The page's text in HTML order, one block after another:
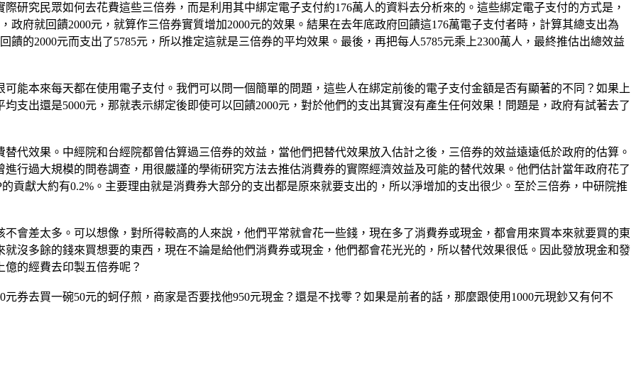
研究民眾如何去花費這些三倍券，而是利用其中綁定電子支付約176萬人的資料去分析來的。這些綁定電子支付的方式是，
政府就回饋2000元，就算作三倍券實質增加2000元的效果。結果在去年底政府回饋這176萬電子支付者時，計算其總支出為
饋的2000元而支出了5785元，所以推定這就是三倍券的平均效果。最後，再把每人5785元乘上2300萬人，最終推估出總效益
能本來每天都在使用電子支付。我們可以問一個簡單的問題，這些人在綁定前後的電子支付金額是否有顯著的不同？如果上
支出還是5000元，那就表示綁定後即使可以回饋2000元，對於他們的支出其實沒有產生任何效果！問題是，政府有試著去了
代效果。中經院和台經院都曾估算過三倍券的效益，當他們把替代效果放入估計之後，三倍券的效益遠遠低於政府的估算。
行過大規模的問卷調查，用很嚴謹的學術研究方法去推估消費券的實際經濟效益及可能的替代效果。他們估計當年政府花了
貢獻大約有0.2%。主要理由就是消費券大部分的支出都是原來就要支出的，所以淨增加的支出很少。至於三倍券，中研院推
會差太多。可以想像，對所得較高的人來說，他們平常就會花一些錢，現在多了消費券或現金，都會用來買本來就要買的東
沒多餘的錢來買想要的東西，現在不論是給他們消費券或現金，他們都會花光光的，所以替代效果很低。因此發放現金和發
的經費去印製五倍券呢？
券去買一碗50元的蚵仔煎，商家是否要找他950元現金？還是不找零？如果是前者的話，那麼跟使用1000元現鈔又有何不